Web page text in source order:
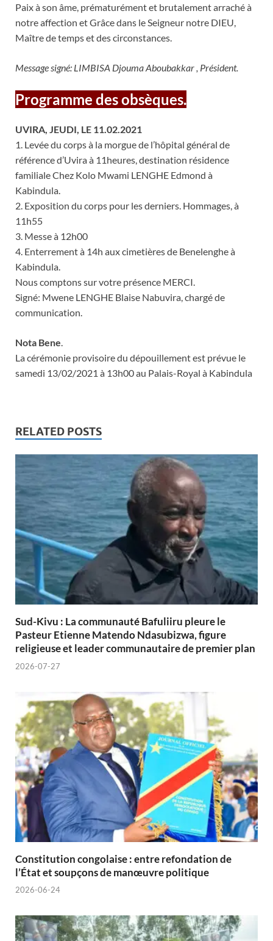
Paix à son âme, prématurément et brutalement arraché à
notre affection et Grâce dans le Seigneur notre DIEU,
Maître de temps et des circonstances.
Message signé: LIMBISA Djouma Aboubakkar , Président.
Programme des obsèques.
UVIRA, JEUDI, LE 11.02.2021
1. Levée du corps à la morgue de l’hôpital général de
référence d’Uvira à 11heures, destination résidence
familiale Chez Kolo Mwami LENGHE Edmond à
Kabindula.
2. Exposition du corps pour les derniers. Hommages, à
11h55
3. Messe à 12h00
4. Enterrement à 14h aux cimetières de Benelenghe à
Kabindula.
Nous comptons sur votre présence MERCI.
Signé: Mwene LENGHE Blaise Nabuvira, chargé de
communication.
Nota Bene.
La cérémonie provisoire du dépouillement est prévue le
samedi 13/02/2021 à 13h00 au Palais-Royal à Kabindula
RELATED POSTS
Sud-Kivu : La communauté Bafuliiru pleure le
Pasteur Etienne Matendo Ndasubizwa, figure
religieuse et leader communautaire de premier plan
2026-07-27
Constitution congolaise : entre refondation de
l’État et soupçons de manœuvre politique
2026-06-24